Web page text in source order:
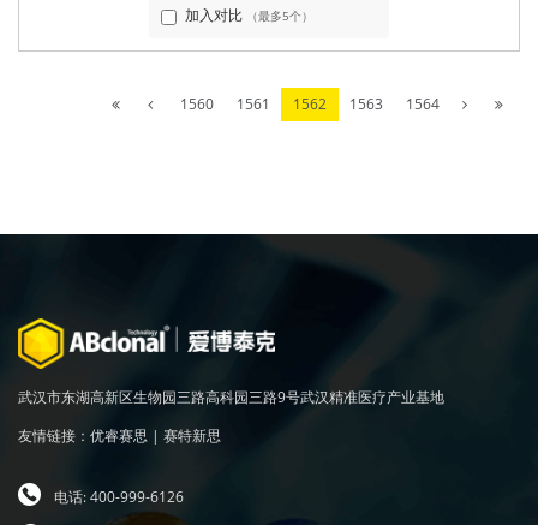
加入对比 （最多5个）
1560 1561 1562 1563 1564
武汉市东湖高新区生物园三路高科园三路9号武汉精准医疗产业基地
友情链接： 优睿赛思 | 赛特新思
电话: 400-999-6126